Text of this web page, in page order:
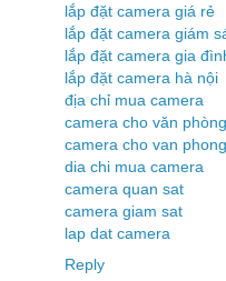
lắp đặt camera giá rẻ
lắp đặt camera giám
lắp đặt camera gia
lắp đặt camera hà nội
địa chỉ mua camera
camera cho văn phòng
camera cho van phong
dia chi mua camera
camera quan sat
camera giam sat
lap dat camera
Reply